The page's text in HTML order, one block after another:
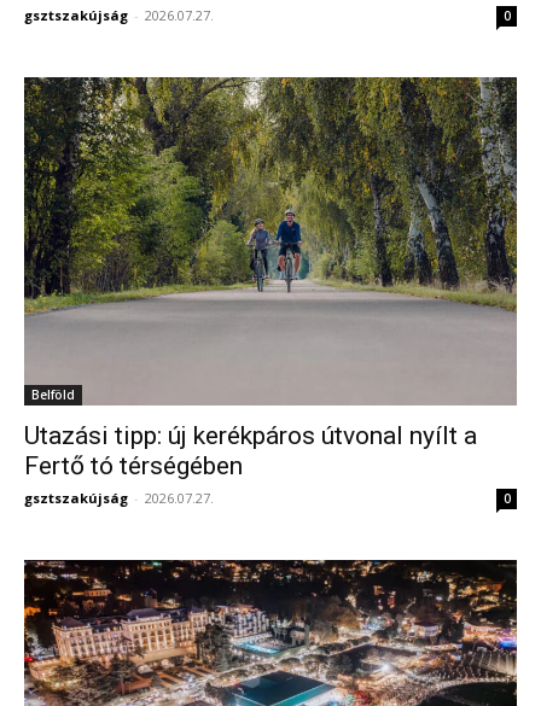
gsztszakújság - 2026.07.27. 0
Belföld
Utazási tipp: új kerékpáros útvonal nyílt a
Fertő tó térségében
gsztszakújság - 2026.07.27. 0